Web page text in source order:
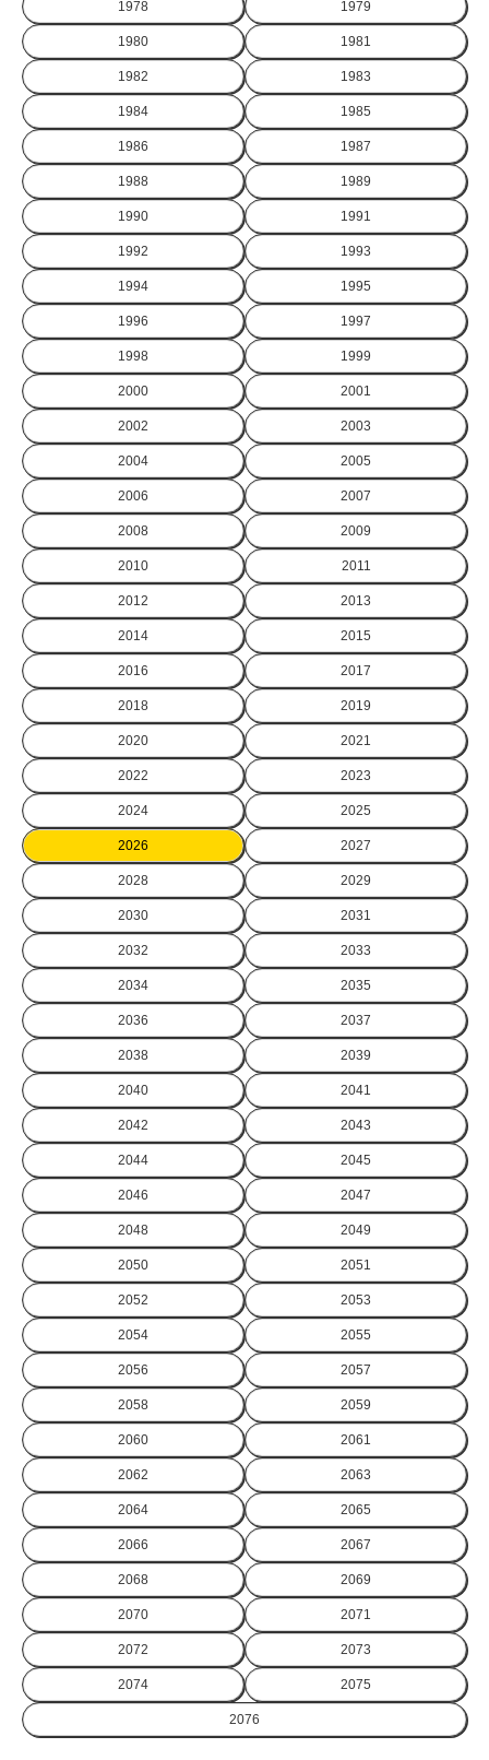
1978 1979
1980 1981
1982 1983
1984 1985
1986 1987
1988 1989
1990 1991
1992 1993
1994 1995
1996 1997
1998 1999
2000 2001
2002 2003
2004 2005
2006 2007
2008 2009
2010 2011
2012 2013
2014 2015
2016 2017
2018 2019
2020 2021
2022 2023
2024 2025
2026 2027
2028 2029
2030 2031
2032 2033
2034 2035
2036 2037
2038 2039
2040 2041
2042 2043
2044 2045
2046 2047
2048 2049
2050 2051
2052 2053
2054 2055
2056 2057
2058 2059
2060 2061
2062 2063
2064 2065
2066 2067
2068 2069
2070 2071
2072 2073
2074 2075
2076